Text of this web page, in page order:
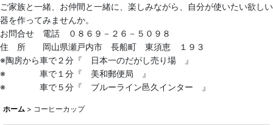
ご家族と一緒、お仲間と一緒に、楽しみながら、自分が使いたい欲しい
器を作ってみませんか。
お問合せ 電話 ０８６９－２６－５０９８
住 所 岡山県瀬戸内市 長船町 東須恵 １９３
※陶房から車で２分『 日本一のだがし売り場 』
※ 車で１分『 美和郵便局 』
※ 車で５分『 ブルーライン邑久インター 』
ホーム > コーヒーカップ